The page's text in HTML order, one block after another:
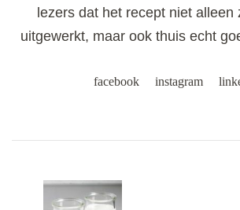
lezers dat het recept niet alleen
uitgewerkt, maar ook thuis echt
facebook instagram
Navigation